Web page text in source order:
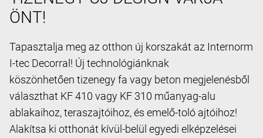
ÖNT!
Tapasztalja meg az otthon új korszakát az Internorm
I-tec Decorral! Új technológiánknak
köszönhetően tizenegy fa vagy beton megjelenésből
választhat KF 410 vagy KF 310 műanyag-alu
ablakaihoz, teraszajtóihoz, és emelő-toló ajtóihoz!
Alakítsa ki otthonát kívül-belül egyedi elképzelései